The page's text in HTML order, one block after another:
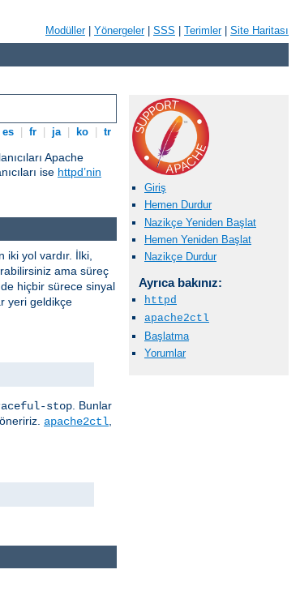
Modüller| Yönergeler| SSS Terimler| Site Haritası
es fr ja ko tr
Apache
ise httpd’nin
Giriş
Hemen Durdur
Nazikçe Yeniden Başlat
Hemen Yeniden Başlat
Nazikçe Durdur
Ayrıca bakınız:
httpd
apache2ctl
Başlatma
Yorumlar
yol vardır. İlki,
ama süreç
hiçbir sürece sinyal
yeri geldikçe
stop . Bunlar
apache2ctl